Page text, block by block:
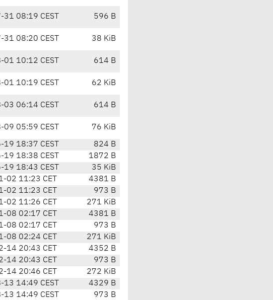
08:19 CEST 596 B
08:20 CEST 38 KiB
10:12 CEST 614 B
10:19 CEST 62 KiB
06:14 CEST 614 B
05:59 CEST 76 KiB
18:37 CEST
824 B
18:38 CEST
1872 B
18:43 CEST
35 KiB
02 11:23 CET
4381 B
02 11:23 CET
973 B
02 11:26 CET
271 KiB
08 02:17 CET
4381 B
08 02:17 CET
973 B
08 02:24 CET
271 KiB
14 20:43 CET
4352 B
14 20:43 CET
973 B
14 20:46 CET
272 KiB
14:49 CEST
4329 B
14:49 CEST 973 B